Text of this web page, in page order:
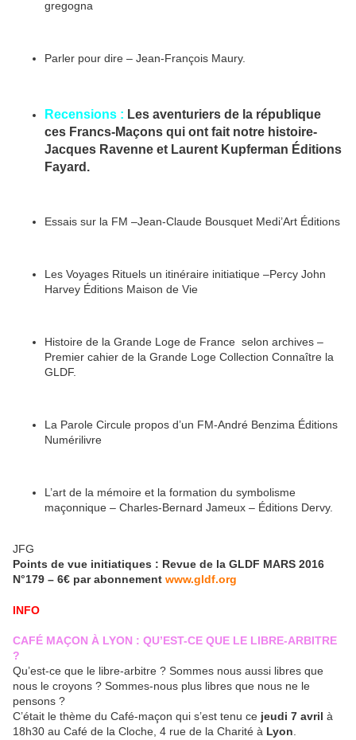
gregogna
Parler pour dire – Jean-François Maury.
Recensions : Les aventuriers de la république
ces Francs-Maçons qui ont fait notre histoire-
Jacques Ravenne et Laurent Kupferman Éditions
Fayard.
Essais sur la FM –Jean-Claude Bousquet Medi’Art Éditions
Les Voyages Rituels un itinéraire initiatique –Percy John
Harvey Éditions Maison de Vie
Histoire de la Grande Loge de France selon archives –
Premier cahier de la Grande Loge Collection Connaître la
GLDF.
La Parole Circule propos d’un FM-André Benzima Éditions
Numérilivre
L’art de la mémoire et la formation du symbolisme
maçonnique – Charles-Bernard Jameux – Éditions Dervy.
JFG
Points de vue initiatiques : Revue de la GLDF MARS 2016
N°179 – 6€ par abonnement www.gldf.org
INFO
CAFÉ MAÇON À LYON : QU’EST-CE QUE LE LIBRE-ARBITRE
?
Qu’est-ce que le libre-arbitre ? Sommes nous aussi libres que
nous le croyons ? Sommes-nous plus libres que nous ne le
pensons ?
C’était le thème du Café-maçon qui s’est tenu ce jeudi 7 avril à
18h30 au Café de la Cloche, 4 rue de la Charité à Lyon.